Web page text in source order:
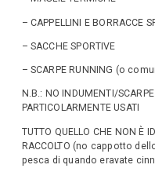
– CAPPELLINI E BORRACCE
– SACCHE SPORTIVE
– SCARPE RUNNING (o
N.B.: NO INDUMENTI/
PARTICOLARMENTE USATI
TUTTO QUELLO CHE NON È
RACCOLTO (no cappotto
pesca di quando eravate